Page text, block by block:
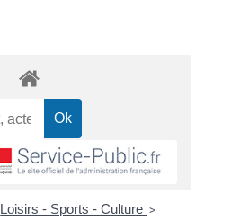
Loisirs - Sports - Culture >